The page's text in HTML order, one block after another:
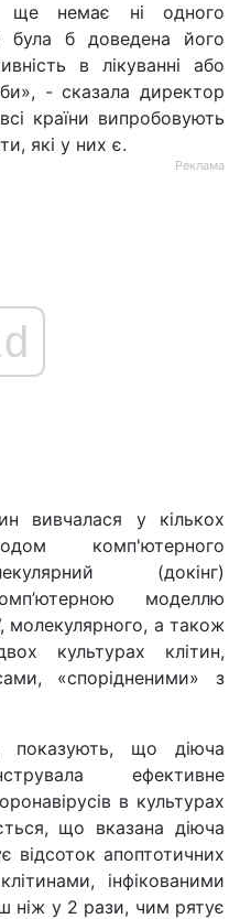
ще немає ні одного
була б доведена його
в лікуванні або
- сказала директор
країни випробовують
які у них є.
Реклама
вивчалася у кількох
комп'ютерного
(докінг)
моделлю
молекулярного, а також
культурах клітин,
«спорідненими» з
показують, що діюча
ефективне
в культурах
що вказана діюча
відсоток апоптотичних
інфікованими
ніж у 2 рази, чим рятує